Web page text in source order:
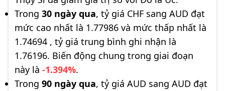
Trong 30 ngày qua, tỷ giá CHF sang AUD đạt
mức cao nhất là 1.77986 và mức thấp nhất là
1.74694 , tỷ giá trung bình ghi nhận là
1.76196. Biến động chung trong giai đoạn
này là -1.394%.
Trong 90 ngày qua, tỷ giá AUD sang AUD đạt